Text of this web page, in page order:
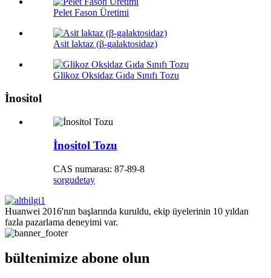
Pelet Fason Üretimi
Asit laktaz (β-galaktosidaz)
Glikoz Oksidaz Gıda Sınıfı Tozu
İnositol
İnositol Tozu
CAS numarası: 87-89-8
sorgudetay
Huanwei 2016'nın başlarında kuruldu, ekip üyelerinin 10 yıldan
fazla pazarlama deneyimi var.
bültenimize abone olun